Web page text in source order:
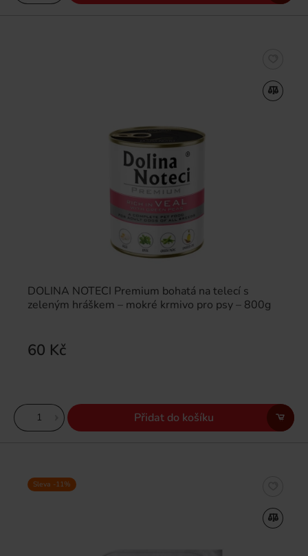
DOLINA NOTECI Premium bohatá na telecí s
zeleným hráškem – mokré krmivo pro psy – 800g
60 Kč
Přidat do košíku
Sleva -11%